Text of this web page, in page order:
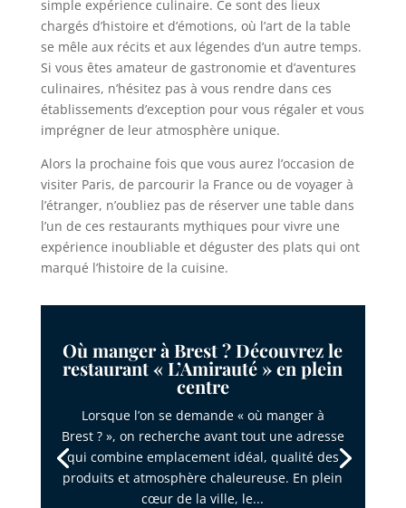
simple expérience culinaire. Ce sont des lieux
chargés d’histoire et d’émotions, où l’art de la table
se mêle aux récits et aux légendes d’un autre temps.
Si vous êtes amateur de gastronomie et d’aventures
culinaires, n’hésitez pas à vous rendre dans ces
établissements d’exception pour vous régaler et vous
imprégner de leur atmosphère unique.
Alors la prochaine fois que vous aurez l’occasion de
visiter Paris, de parcourir la France ou de voyager à
l’étranger, n’oubliez pas de réserver une table dans
l’un de ces restaurants mythiques pour vivre une
expérience inoubliable et déguster des plats qui ont
marqué l’histoire de la cuisine.
Où manger à Brest ? Découvrez le
restaurant « L’Amirauté » en plein
centre
Lorsque l’on se demande « où manger à
Brest ? », on recherche avant tout une adresse
qui combine emplacement idéal, qualité des
produits et atmosphère chaleureuse. En plein
cœur de la ville, le...